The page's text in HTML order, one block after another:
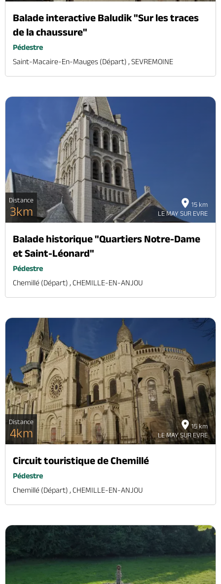
Balade interactive Baludik "Sur les traces
de la chaussure"
Pédestre
Saint-Macaire-En-Mauges (départ) , SEVREMOINE
15 km
LE MAY SUR EVRE
Distance
3km
Balade historique "Quartiers Notre-Dame
et Saint-Léonard"
Pédestre
Chemillé (départ) , CHEMILLE-EN-ANJOU
15 km
LE MAY SUR EVRE
Distance
4km
Circuit touristique de Chemillé
Pédestre
Chemillé (départ) , CHEMILLE-EN-ANJOU